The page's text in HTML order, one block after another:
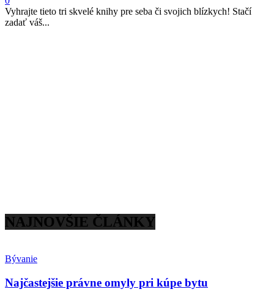
Vyhrajte tieto tri skvelé knihy pre seba či svojich blízkych! Stačí
zadať váš...
NAJNOVŠIE ČLÁNKY
Bývanie
Najčastejšie právne omyly pri kúpe bytu